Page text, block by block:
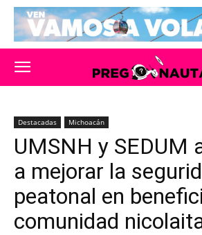
Destacadas Michoacán
UMSNH y SEDUM
a mejorar la
peatonal en
comunidad